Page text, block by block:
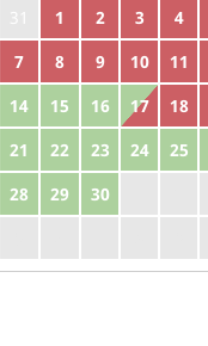
31
1 2 3 4
7
8 9 10 11
14
15 16 17 18
21
22 23 24 25
28
29 30